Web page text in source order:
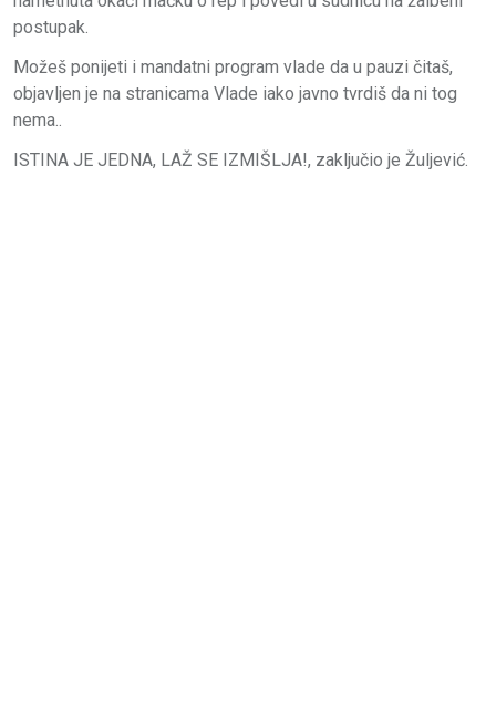
postupak.
Možeš ponijeti i mandatni program vlade da u pauzi čitaš,
objavljen je na stranicama Vlade iako javno tvrdiš da ni tog
nema..
ISTINA JE JEDNA, LAŽ SE IZMIŠLJA!, zaključio je Žuljević.